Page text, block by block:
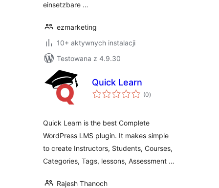
einsetzbare …
ezmarketing
10+ aktywnych instalacji
Testowana z 4.9.30
Quick Learn
(0wszystkich
ocen
)
Quick Learn is the best Complete
WordPress LMS plugin. It makes simple
to create Instructors, Students, Courses,
Categories, Tags, lessons, Assessment …
Rajesh Thanoch